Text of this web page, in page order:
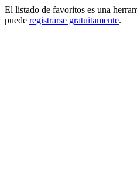
El listado de favoritos es una
puede registrarse gratuitamente.